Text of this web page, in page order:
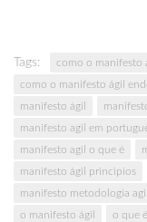
Tags:
como o manifesto
como o manifesto ágil
manifesto ágil
manifesto agil em
manifesto agil o que é
manifesto ágil principios
manifesto metodologia agil
o manifesto ágil
o que